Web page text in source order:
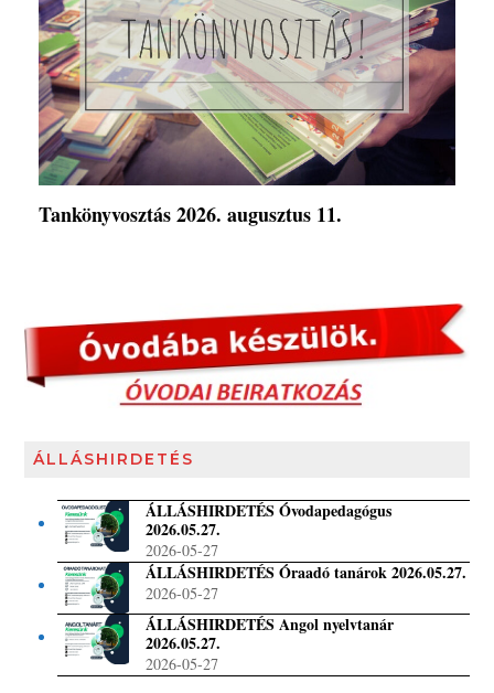
Tankönyvosztás 2026. augusztus 11.
ÁLLÁSHIRDETÉS
ÁLLÁSHIRDETÉS Óvodapedagógus
2026.05.27.
2026-05-27
ÁLLÁSHIRDETÉS Óraadó tanárok 2026.05.27.
2026-05-27
ÁLLÁSHIRDETÉS Angol nyelvtanár
2026.05.27.
2026-05-27